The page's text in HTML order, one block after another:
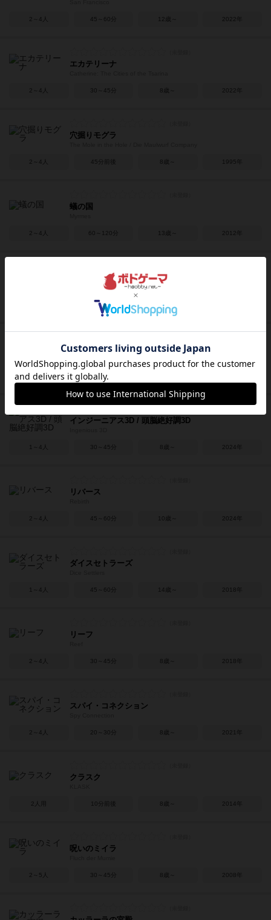
2～4人 45～60分 12歳～ 2022年
エカテリーナ
2～4人 30～45分 8歳～ 2022年
穴掘りモグラ
2～4人 45分前後 8歳～ 1995年
蟻の国
2～4人 60～120分 13歳～ 2012年
サンタクルーズ
45分前後 8歳～
ボタニクス
2～4人 45～60分
インジーニアス3D / 頭脳絶好調3D
1～4人 30～45分 8歳～ 2024年
リバース
2～4人 45～60分 10歳～ 2024年
ダイスセトラーズ
1～4人 45～60分 14歳～ 2018年
リーフ
2～4人 30～45分 8歳～ 2018年
スパイ・コネクション
2～4人 20～30分 8歳～ 2021年
クラスク
2人用 10分前後 8歳～ 2014年
呪いのミイラ
2～5人 30～45分 8歳～ 2008年